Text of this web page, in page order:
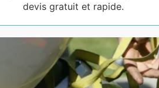
devis gratuit et rapide.